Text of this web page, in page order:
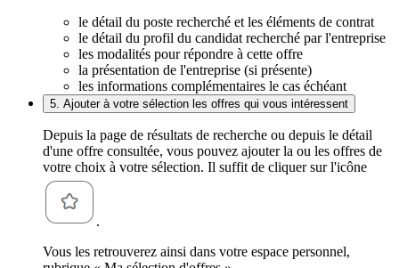
le détail du poste recherché et les éléments de contrat
le détail du profil du candidat recherché par l'entreprise
les modalités pour répondre à cette offre
la présentation de l'entreprise (si présente)
les informations complémentaires le cas échéant
5. Ajouter à votre sélection les offres qui vous intéressent
Depuis la page de résultats de recherche ou depuis le détail
d'une offre consultée, vous pouvez ajouter la ou les offres de
votre choix à votre sélection. Il suffit de cliquer sur l'icône
.
Vous les retrouverez ainsi dans votre espace personnel,